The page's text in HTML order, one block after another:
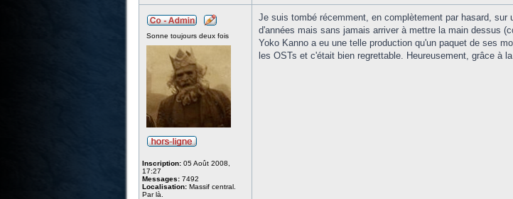
Sonne toujours deux fois
Inscription:05 Août 2008,
17:27
Messages:7492
Localisation:Massif central.
Par là.
Je suis tombé récemment, en complètement par hasard,
d'années mais sans jamais arriver à mettre la main dessus
Yoko Kanno a eu une telle production qu'un paquet de ses
les OSTs et c'était bien regrettable. Heureusement, grâce à